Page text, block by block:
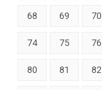
68 69 70
74 75 76
80 81 82